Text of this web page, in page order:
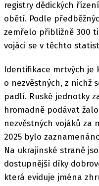
registry dědických
obětí. Podle
zemřelo přibližně 300
vojáci se v těchto
Identifikace mrtvých je
o nezvěstných, z nichž
padlí. Ruské jednotky
hromadně podávat
nezvěstných vojáků za
2025 bylo
Na ukrajinské straně
dostupnější díky
která eviduje jména